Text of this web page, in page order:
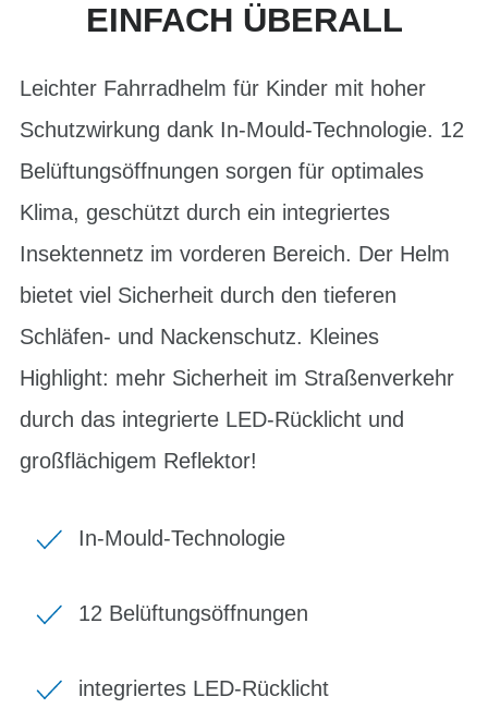
INFACH ÜBERALL
Leichter Fahrradhelm für Kinder mit hoher
Schutzwirkung dank In-Mould-Technologie. 12
Belüftungsöffnungen sorgen für optimales
Klima, geschützt durch ein integriertes
Insektennetz im vorderen Bereich. Der Helm
bietet viel Sicherheit durch den tieferen
Schläfen- und Nackenschutz. Kleines
Highlight: mehr Sicherheit im Straßenverkehr
durch das integrierte LED-Rücklicht und
großflächigem Reflektor!
In-Mould-Technologie
12 Belüftungsöffnungen
integriertes LED-Rücklicht